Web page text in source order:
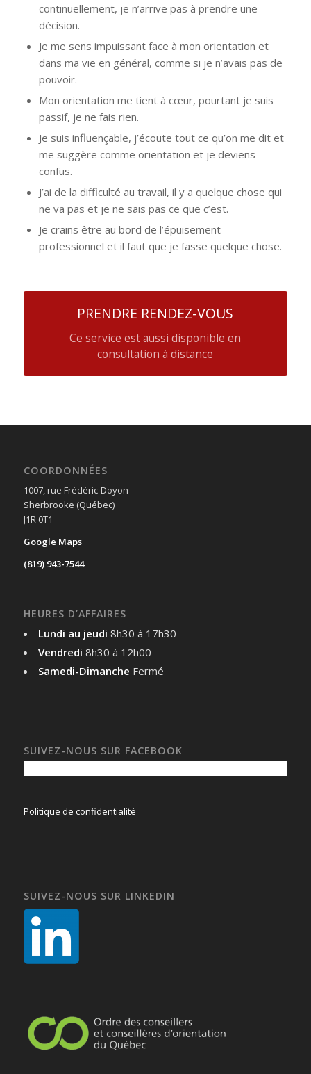
continuellement, je n’arrive pas à prendre une
décision.
Je me sens impuissant face à mon orientation et
dans ma vie en général, comme si je n’avais pas de
pouvoir.
Mon orientation me tient à cœur, pourtant je suis
passif, je ne fais rien.
Je suis influençable, j’écoute tout ce qu’on me dit et
me suggère comme orientation et je deviens
confus.
J’ai de la difficulté au travail, il y a quelque chose qui
ne va pas et je ne sais pas ce que c’est.
Je crains être au bord de l’épuisement
professionnel et il faut que je fasse quelque chose.
PRENDRE RENDEZ-VOUS
Ce service est aussi disponible en
consultation à distance
COORDONNÉES
1007, rue Frédéric-Doyon
Sherbrooke (Québec)
J1R 0T1
Google Maps
(819) 943-7544
HEURES D’AFFAIRES
Lundi au jeudi 8h30 à 17h30
Vendredi 8h30 à 12h00
Samedi-Dimanche Fermé
SUIVEZ-NOUS SUR FACEBOOK
Politique de confidentialité
SUIVEZ-NOUS SUR LINKEDIN